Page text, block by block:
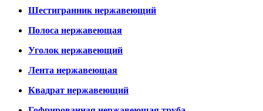
Шестигранник нержавеющий
Полоса нержавеющая
Уголок нержавеющий
Лента нержавеющая
Квадрат нержавеющий